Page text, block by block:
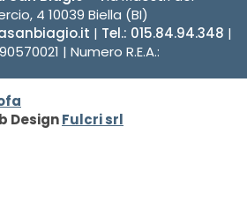
4 10039 Biella (BI)
| Tel.: 015.84.94.348 |
| Numero R.E.A.:
DesignFulcri srl